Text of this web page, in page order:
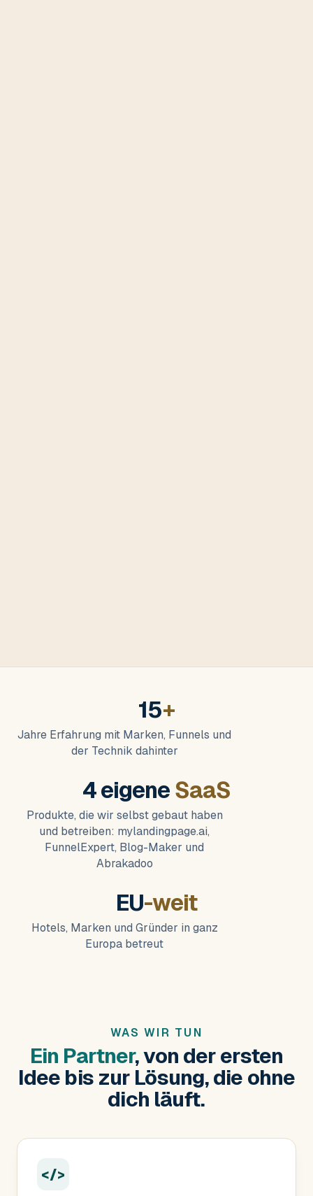
15+
Jahre Erfahrung mit Marken, Funnels und
der Technik dahinter
4 eigeneSaaS
Produkte, die wir selbst gebaut haben
und betreiben: mylandingpage.ai,
FunnelExpert, Blog-Maker und
Abrakadoo
EU-weit
Hotels, Marken und Gründer in ganz
Europa betreut
WAS WIR TUN
Ein Partner, von der ersten
Idee bis zur Lösung, die ohne
dich läuft.
</>